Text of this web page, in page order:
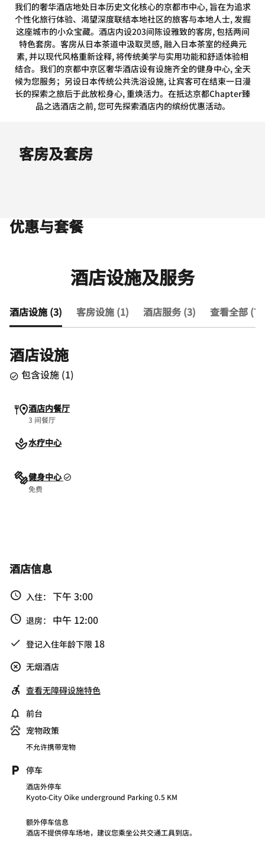
我们的奢华酒店地处日本历史文化核心的京都市中心, 旨在为追求
个性化旅行体验、渴望深度联结本地社区的旅客与本地人士, 发掘
这座城市的小众宝藏。酒店内设203间陈设雅致的客房, 包括两间
特色套房。客房从日本茶道中汲取灵感, 融入日本茶室的经典元
素, 并以现代风格重新诠释, 将传统美学与实用功能和舒适体验相
结合。我们的京都中京区奢华酒店设有设施齐全的健身中心, 全天
候为您服务；另设日本传统公共洗浴设施, 让宾客可在结束一日漫
长的探索之旅后于此放松身心, 重焕活力。在抵达京都Chapter臻
品之选酒店之前, 您可先探索酒店内的缤纷优惠活动。
客房及套房
优惠与套餐
酒店设施及服务
酒店设施 (3) 客房设施 (1) 酒店服务 (3) 查看全部 (7)
酒店设施
包含设施 (1)
酒店内餐厅
3 间餐厅
水疗中心
健身中心
免费
酒店信息
入住： 下午 3:00
退房： 中午 12:00
登记入住年龄下限 18
无烟酒店
查看无障碍设施特色
前台
宠物政策
不允许携带宠物
停车
酒店外停车
Kyoto-City Oike underground Parking 0.5 KM
额外停车信息
酒店不提供停车场地，建议您乘坐公共交通工具到店。